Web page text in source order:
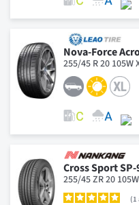
Nova-Force
255/45 R 20 105W
Cross Sport SP-
255/45 ZR 20
1